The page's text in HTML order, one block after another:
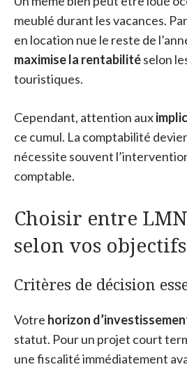
meublé durant les vacances.
en location nue le reste de
maximise la rentabilitéselon
touristiques.
Cependant, attention aux
ce cumul. La comptabilité
nécessite souvent
comptable.
Choisir entre
selon vos objectifs
Critères de décision
Votre horizon
statut. Pour un projet court
une fiscalité immédiatement